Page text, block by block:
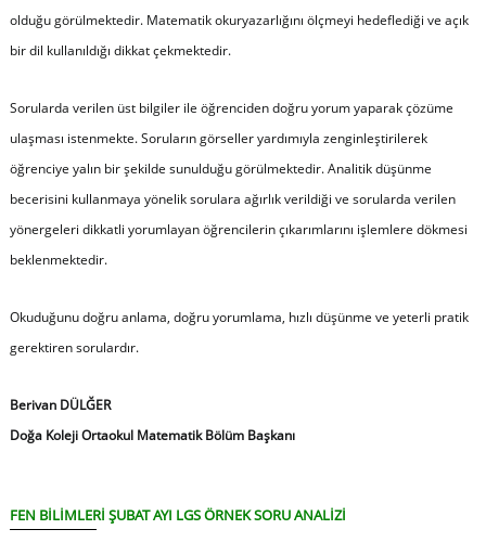
olduğu görülmektedir. Matematik okuryazarlığını ölçmeyi hedeflediği ve açık
bir dil kullanıldığı dikkat çekmektedir.
Sorularda verilen üst bilgiler ile öğrenciden doğru yorum yaparak çözüme
ulaşması istenmekte. Soruların görseller yardımıyla zenginleştirilerek
öğrenciye yalın bir şekilde sunulduğu görülmektedir. Analitik düşünme
becerisini kullanmaya yönelik sorulara ağırlık verildiği ve sorularda verilen
yönergeleri dikkatli yorumlayan öğrencilerin çıkarımlarını işlemlere dökmesi
beklenmektedir.
Okuduğunu doğru anlama, doğru yorumlama, hızlı düşünme ve yeterli pratik
gerektiren sorulardır.
Berivan DÜLĞER
Doğa Koleji Ortaokul Matematik Bölüm Başkanı
FEN BİLİMLERİ ŞUBAT AYI LGS ÖRNEK SORU ANALİZİ